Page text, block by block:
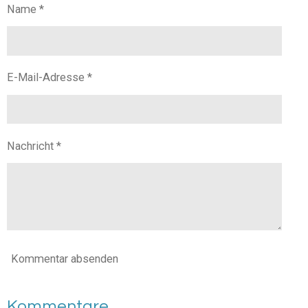
Name *
E-Mail-Adresse *
Nachricht *
Kommentar absenden